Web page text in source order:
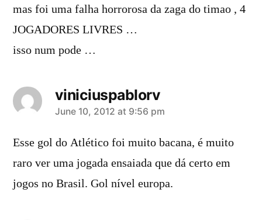
mas foi uma falha horrorosa da zaga do timao , 4
JOGADORES LIVRES …
isso num pode …
viniciuspablorv
says:
June 10, 2012 at 9:56 pm
Esse gol do Atlético foi muito bacana, é muito
raro ver uma jogada ensaiada que dá certo em
jogos no Brasil. Gol nível europa.